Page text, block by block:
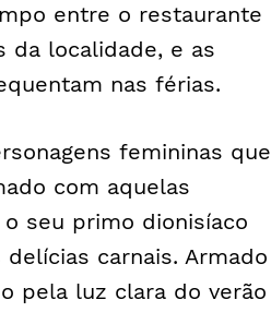
entre o restaurante
da localidade, e as
nas férias.
femininas que
com aquelas
seu primo dionisíaco
carnais. Armado
pela luz clara do verão